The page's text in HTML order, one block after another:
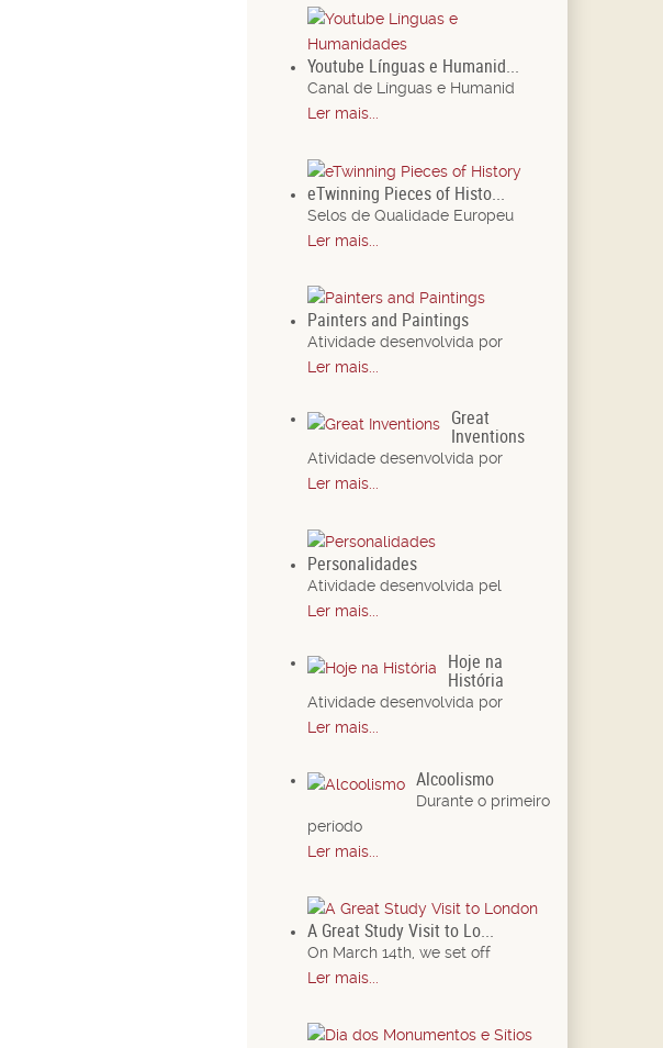
Youtube Línguas e Humanid...
Canal de Línguas e Humanid
Ler mais...
eTwinning Pieces of Histo...
Selos de Qualidade Europeu
Ler mais...
Painters and Paintings
Atividade desenvolvida por
Ler mais...
Great
Inventions
Atividade desenvolvida por
Ler mais...
Personalidades
Atividade desenvolvida pel
Ler mais...
Hoje na
História
Atividade desenvolvida por
Ler mais...
Alcoolismo
Durante o primeiro
período
Ler mais...
A Great Study Visit to Lo...
On March 14th, we set off
Ler mais...